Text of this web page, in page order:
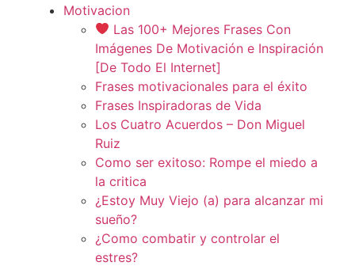
Motivacion
Las 100+ Mejores Frases Con
Imágenes De Motivación e Inspiración
[De Todo El Internet]
Frases motivacionales para el éxito
Frases Inspiradoras de Vida
Los Cuatro Acuerdos – Don Miguel
Ruiz
Como ser exitoso: Rompe el miedo a
la critica
¿Estoy Muy Viejo (a) para alcanzar mi
sueño?
¿Como combatir y controlar el
estres?